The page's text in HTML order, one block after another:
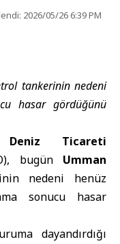
2026/05/26 6:39 PM
tankerinin nedeni
hasar gördüğünü
Ticareti
bugün
Umman
nedeni henüz
sonucu hasar
dayandırdığı